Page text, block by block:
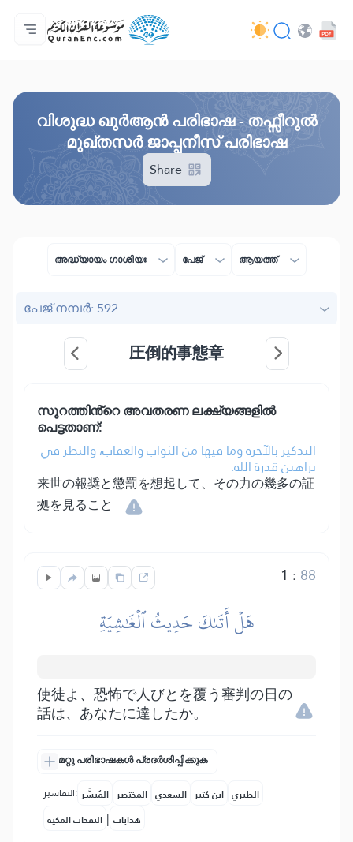
മെയിൻ പേജ്
വിവർത്തനങ്ങളുടെ സൂചിക
Audio
ഡെവലപ്പർമാരുടെ സേവനങ്ങൾ - API
പദ്ധതിയെ പറ്റി
ഞങ്ങളുമായി ബന്ധപ്പെടുക
ഭാഷ
വിശുദ്ധ ഖുർആൻ പരിഭാഷ - തഫ്സീറുൽ
മുഖ്തസർ ജാപ്പനീസ് പരിഭാഷ
Share
അദ്ധ്യായം ഗാശിയഃ പേജ് ആയത്ത്
പേജ് നമ്പർ: 592
圧倒的事態章
സൂറത്തിൻ്റെ അവതരണ ലക്ഷ്യങ്ങളിൽ
പെട്ടതാണ്:
التذكير بالآخرة وما فيها من الثواب والعقاب، والنظر في
براهين قدرة الله.
来世の報奨と懲罰を想起して、その力の幾多の証
拠を見ること
1 : 88
هَلۡ أَتَىٰكَ حَدِيثُ ٱلۡغَٰشِيَةِ
使徒よ、恐怖で人びとを覆う審判の日の
話は、あなたに達したか。
മറ്റു പരിഭാഷകൾ പ്രദർശിപ്പിക്കുക
التفاسير: المُيسَّر المختصر السعدي ابن كثير الطبري
النفحات المكية | هدايات